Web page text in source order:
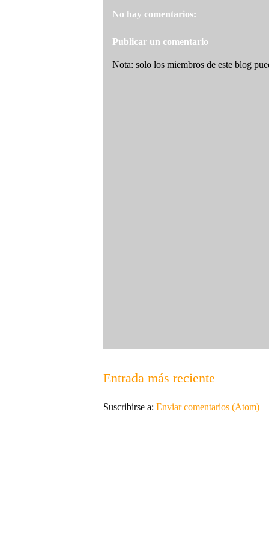
No hay comentarios:
Publicar un comentario
Nota: solo los miembros de este blog
Entrada más reciente
Suscribirse a: Enviar comentarios (Atom)